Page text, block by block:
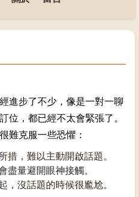
進步了不少，像是一對一聊
位，都已經不太會緊張了。
難克服一些恐懼：
，難以主動開啟話題。
盡量避開眼神接觸。
沒話題的時候很尷尬。